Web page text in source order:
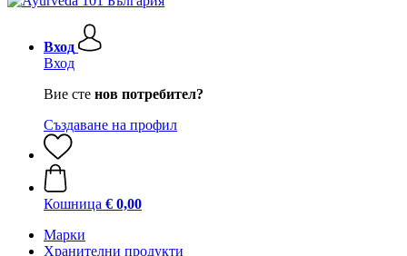
Вход
Вход
Вие сте нов потребител?
Създаване на профил
Кошница € 0,00
Марки
Хранителни продукти